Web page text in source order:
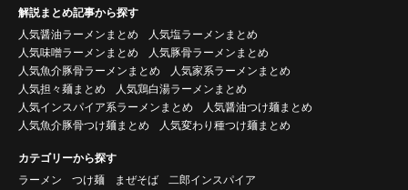
解説まとめ記事から探す
人気醤油ラーメンまとめ
人気塩ラーメンまとめ
人気味噌ラーメンまとめ
人気豚骨ラーメンまとめ
人気魚介豚骨ラーメンまとめ
人気家系ラーメンまとめ
人気担々麺まとめ
人気鶏白湯ラーメンまとめ
人気インスパイア系ラーメンまとめ
人気醤油つけ麺まとめ
人気魚介豚骨つけ麺まとめ
人気変わり種つけ麺まとめ
カテゴリーから探す
ラーメン
つけ麺 まぜそば
二郎インスパイア